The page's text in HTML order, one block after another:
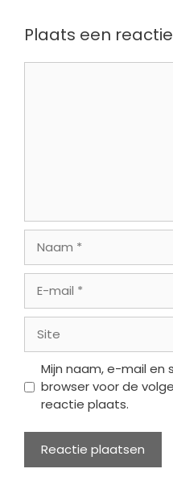
Plaats een reactie
mail
Mijn naam, e-mail en
browser voor de
reactie plaats.